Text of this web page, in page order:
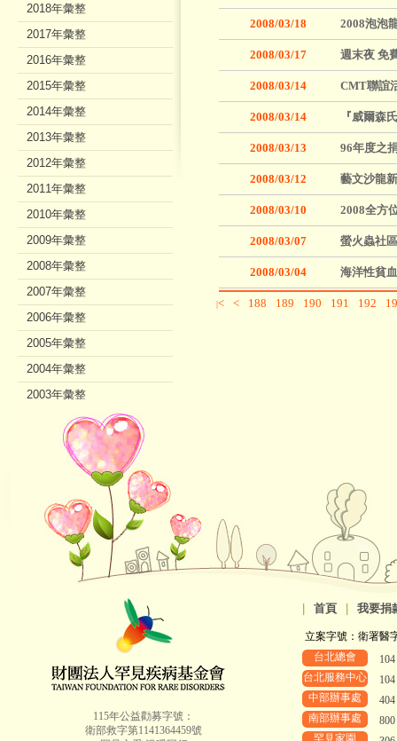
2008/03/18 2008泡泡
2008/03/17 週末夜 免
2008/03/14 CMT聯誼
2008/03/14 『威爾森
2008/03/13 96年度之
2008/03/12 藝文沙龍
2008/03/10 2008全方
2008/03/07 螢火蟲社
2008/03/04 海洋性貧
|< < 188 189 190 191 192
2018年彙整
2017年彙整
2016年彙整
2015年彙整
2014年彙整
2013年彙整
2012年彙整
2011年彙整
2010年彙整
2009年彙整
2008年彙整
2007年彙整
2006年彙整
2005年彙整
2004年彙整
2003年彙整
2002年彙整
115年公益勸募字號：
衛部救字第1141364459號
首頁 我要捐
立案字號：衛署醫
台北總會
台北服務中心
中部辦事處
南部辦事處
罕見家園